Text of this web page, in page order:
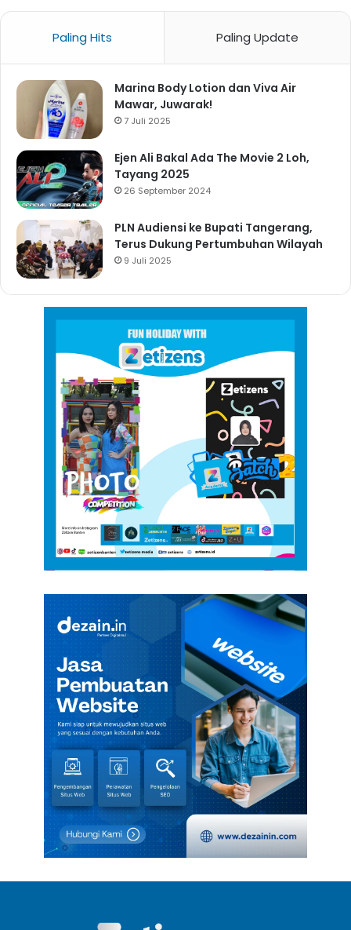
Paling Hits Paling Update
Marina Body Lotion dan Viva Air
Mawar, Juwarak!
7 Juli 2025
Ejen Ali Bakal Ada The Movie 2 Loh,
Tayang 2025
26 September 2024
PLN Audiensi ke Bupati Tangerang,
Terus Dukung Pertumbuhan Wilayah
9 Juli 2025